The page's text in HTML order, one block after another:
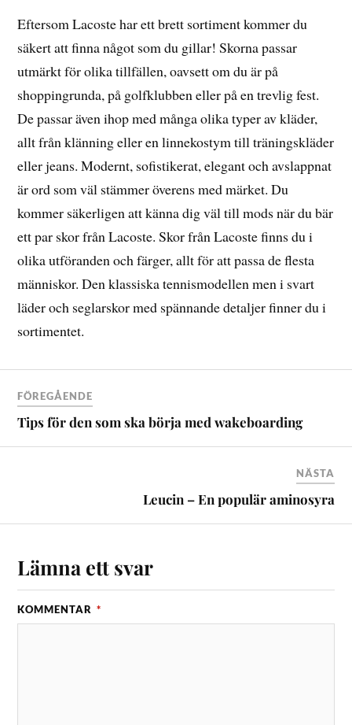
Eftersom Lacoste har ett brett sortiment kommer du
säkert att finna något som du gillar! Skorna passar
utmärkt för olika tillfällen, oavsett om du är på
shoppingrunda, på golfklubben eller på en trevlig fest.
De passar även ihop med många olika typer av kläder,
allt från klänning eller en linnekostym till träningskläder
eller jeans. Modernt, sofistikerat, elegant och avslappnat
är ord som väl stämmer överens med märket. Du
kommer säkerligen att känna dig väl till mods när du bär
ett par skor från Lacoste. Skor från Lacoste finns du i
olika utföranden och färger, allt för att passa de flesta
människor. Den klassiska tennismodellen men i svart
läder och seglarskor med spännande detaljer finner du i
sortimentet.
FÖREGÅENDE
Tips för den som ska börja med wakeboarding
NÄSTA
Leucin – En populär aminosyra
Lämna ett svar
KOMMENTAR *